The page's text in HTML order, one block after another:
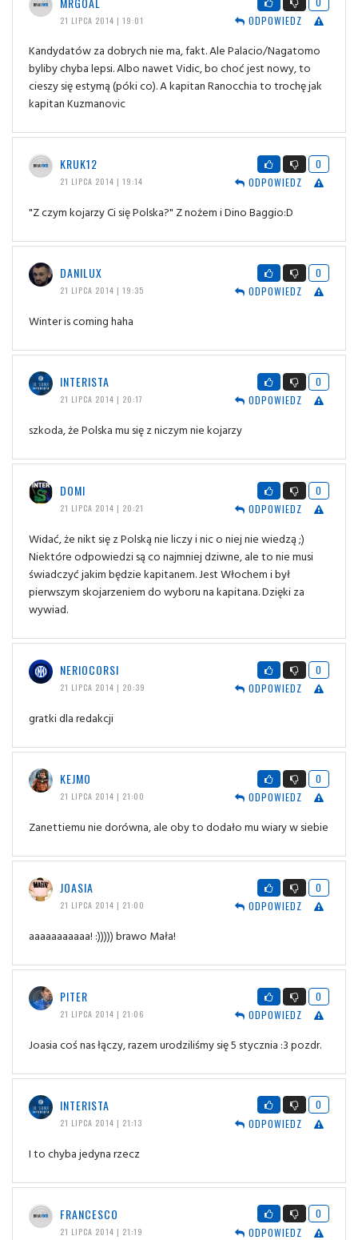
21 LIPCA 2014 | 19:01
ODPOWIEDZ
Kandydatów za dobrych nie ma, fakt. Ale Palacio/Nagatomo
byliby chyba lepsi. Albo nawet Vidic, bo choć jest nowy, to
cieszy się estymą (póki co). A kapitan Ranocchia to trochę jak
kapitan Kuzmanovic
KRUK12
21 LIPCA 2014 | 19:14
0
ODPOWIEDZ
"Z czym kojarzy Ci się Polska?" Z nożem i Dino Baggio:D
DANILUX
21 LIPCA 2014 | 19:35
0
ODPOWIEDZ
Winter is coming haha
INTERISTA
21 LIPCA 2014 | 20:17
0
ODPOWIEDZ
szkoda, że Polska mu się z niczym nie kojarzy
DOMI
21 LIPCA 2014 | 20:21
0
ODPOWIEDZ
Widać, że nikt się z Polską nie liczy i nic o niej nie wiedzą ;)
Niektóre odpowiedzi są co najmniej dziwne, ale to nie musi
świadczyć jakim będzie kapitanem. Jest Włochem i był
pierwszym skojarzeniem do wyboru na kapitana. Dzięki za
wywiad.
NERIOCORSI
21 LIPCA 2014 | 20:39
0
ODPOWIEDZ
gratki dla redakcji
KEJMO
21 LIPCA 2014 | 21:00
0
ODPOWIEDZ
Zanettiemu nie dorówna, ale oby to dodało mu wiary w siebie
JOASIA
21 LIPCA 2014 | 21:00
0
ODPOWIEDZ
aaaaaaaaaaa! :))))) brawo Mała!
PITER
21 LIPCA 2014 | 21:06
0
ODPOWIEDZ
Joasia coś nas łączy, razem urodziliśmy się 5 stycznia :3 pozdr.
INTERISTA
21 LIPCA 2014 | 21:13
0
ODPOWIEDZ
I to chyba jedyna rzecz
FRANCESCO
21 LIPCA 2014 | 21:19
0
ODPOWIEDZ